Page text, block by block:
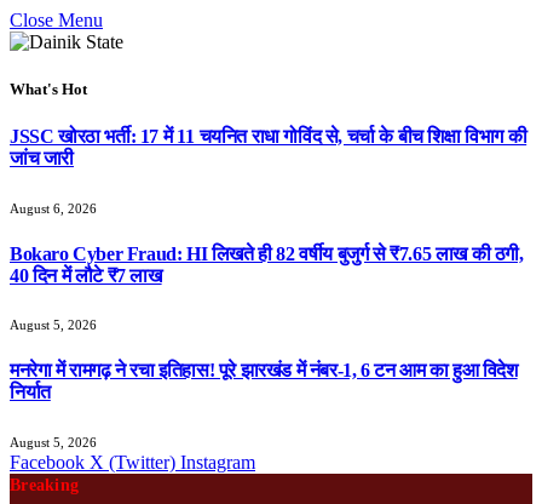
Close Menu
What's Hot
JSSC खोरठा भर्ती: 17 में 11 चयनित राधा गोविंद से, चर्चा के बीच शिक्षा विभाग की
जांच जारी
August 6, 2026
Bokaro Cyber Fraud: HI लिखते ही 82 वर्षीय बुजुर्ग से ₹7.65 लाख की ठगी,
40 दिन में लौटे ₹7 लाख
August 5, 2026
मनरेगा में रामगढ़ ने रचा इतिहास! पूरे झारखंड में नंबर-1, 6 टन आम का हुआ विदेश
निर्यात
August 5, 2026
Facebook X (Twitter) Instagram
Breaking